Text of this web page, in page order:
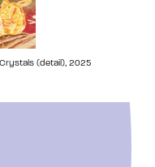
(detail), 2025